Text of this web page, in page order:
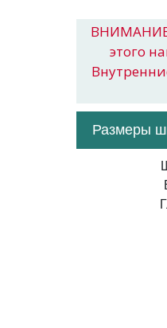
этого
Размеры